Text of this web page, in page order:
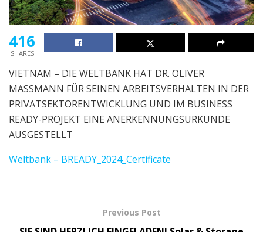
416
SHARES
VIETNAM – DIE WELTBANK HAT DR. OLIVER
MASSMANN FÜR SEINEN ARBEITSVERHALTEN IN DER
PRIVATSEKTORENTWICKLUNG UND IM BUSINESS
READY-PROJEKT EINE ANERKENNUNGSURKUNDE
AUSGESTELLT
Weltbank – BREADY_2024_Certificate
Previous Post